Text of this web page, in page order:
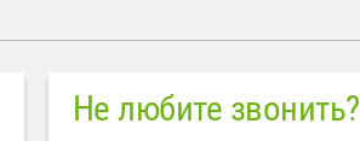
Не любите звонить?